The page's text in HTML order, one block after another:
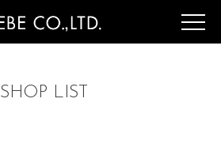
SHOP LIST